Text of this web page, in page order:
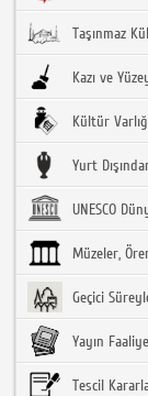
Taşınmaz
Kazı ve
Kültür
Yurt
UNESCO
Müzeler,
Geçici
Yayın
Tescil